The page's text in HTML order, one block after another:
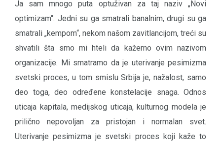
Ja sam mnogo puta optuživan za taj naziv „Novi
optimizam“. Jedni su ga smatrali banalnim, drugi su ga
smatrali „kempom“, nekom našom zavitlancijom, treći su
shvatili šta smo mi hteli da kažemo ovim nazivom
organizacije. Mi smatramo da je uterivanje pesimizma
svetski proces, u tom smislu Srbija je, nažalost, samo
deo toga, deo određene konstelacije snaga. Odnos
uticaja kapitala, medijskog uticaja, kulturnog modela je
prilično nepovoljan za pristojan i normalan svet.
Uterivanje pesimizma je svetski proces koji kaže to